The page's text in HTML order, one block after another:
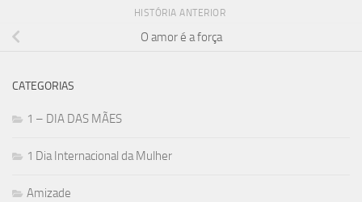
HISTÓRIA ANTERIOR
O amor é a força
CATEGORIAS
1 – DIA DAS MÃES
1 Dia Internacional da Mulher
Amizade